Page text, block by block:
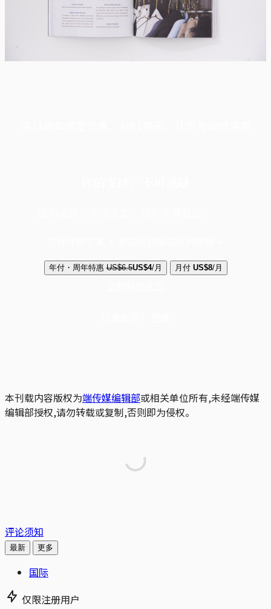
年付・周年特惠 US$6.5US$4/月 月付 US$8/月
本刊载内容版权为端传媒编辑部或相关单位所有,未经端传媒
编辑部授权,请勿转载或复制,否则即为侵权。
评论须知
最新 更多
国际
仅限注册用户